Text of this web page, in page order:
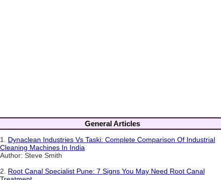
General Articles
1. Dynaclean Industries Vs Taski: Complete Comparison Of Industrial
Cleaning Machines In India
Author: Steve Smith
2. Root Canal Specialist Pune: 7 Signs You May Need Root Canal